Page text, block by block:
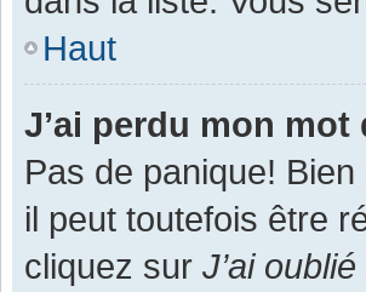
Haut
J’ai perdu mon mot
Pas de panique!
il peut toutefois être
cliquez sur J’ai